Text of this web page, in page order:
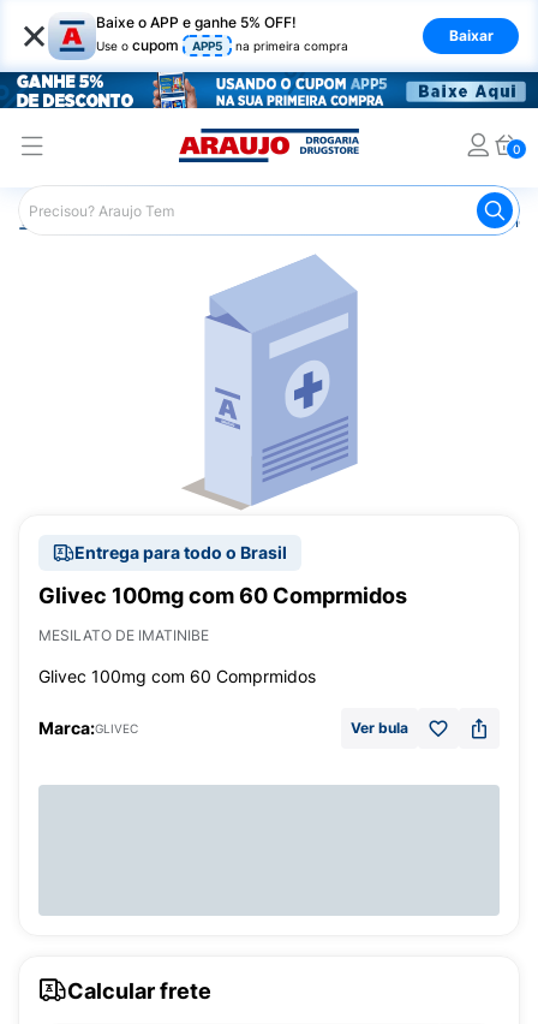
× Baixe o APP e ganhe 5% OFF!
Use o cupom APP5 na primeira compra
Baixar
0
Araujo Medicamentos
Entrega para todo o Brasil
Glivec 100mg com 60 Comprmidos
MESILATO DE IMATINIBE
Glivec 100mg com 60 Comprmidos
Marca:GLIVEC Ver bula
Calcular frete